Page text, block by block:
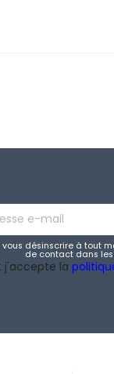
vous désinscrire à tout
de contact dans
j'accepte la